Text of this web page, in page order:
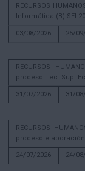
RECURSOS
Informática (B)
03/08/2026
25/
RECURSOS
proceso Tec. Sup.
31/07/2026
31/
RECURSOS
proceso
24/07/2026
24/